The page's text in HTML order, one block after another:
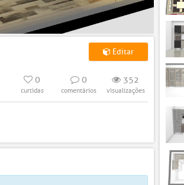
Editar
0
curtidas
0
comentários
352
visualizações